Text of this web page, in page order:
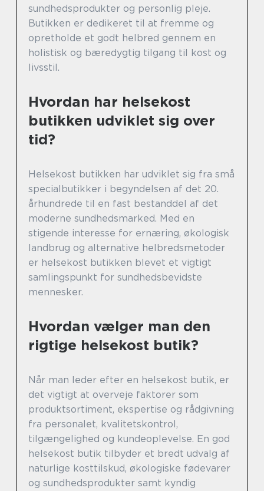
sundhedsprodukter og personlig pleje.
Butikken er dedikeret til at fremme og
opretholde et godt helbred gennem en
holistisk og bæredygtig tilgang til kost og
livsstil.
Hvordan har helsekost
butikken udviklet sig over
tid?
Helsekost butikken har udviklet sig fra små
specialbutikker i begyndelsen af det 20.
århundrede til en fast bestanddel af det
moderne sundhedsmarked. Med en
stigende interesse for ernæring, økologisk
landbrug og alternative helbredsmetoder
er helsekost butikken blevet et vigtigt
samlingspunkt for sundhedsbevidste
mennesker.
Hvordan vælger man den
rigtige helsekost butik?
Når man leder efter en helsekost butik, er
det vigtigt at overveje faktorer som
produktsortiment, ekspertise og rådgivning
fra personalet, kvalitetskontrol,
tilgængelighed og kundeoplevelse. En god
helsekost butik tilbyder et bredt udvalg af
naturlige kosttilskud, økologiske fødevarer
og sundhedsprodukter samt kyndig